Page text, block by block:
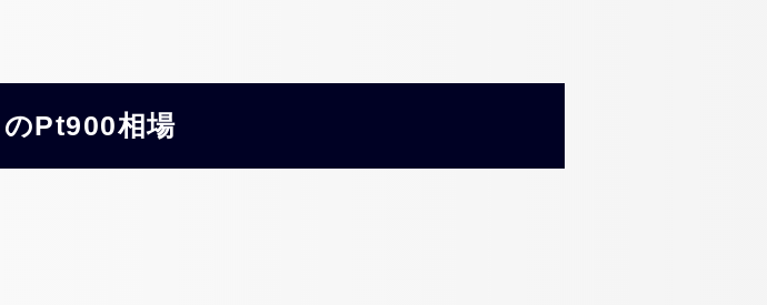
Pt900相場